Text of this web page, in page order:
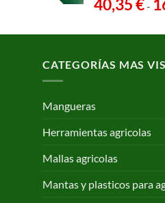
40,35€-
CATEGORÍAS MAS
Mangueras
Herramientas agricolas
Mallas agricolas
Mantas y plasticos para